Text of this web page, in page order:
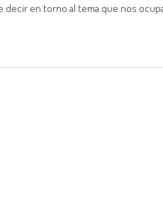
decir en torno al tema que nos